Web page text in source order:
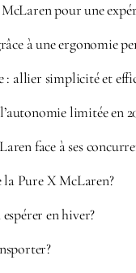
pour une
à une ergonomie
: allier simplicité et
limitée en
face à ses
la Pure X McLaren?
en hiver?